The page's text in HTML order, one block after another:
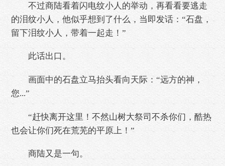
不过商陆看着闪电纹小人的举动，再看看要逃走
的泪纹小人，他似乎想到了什么，当即发话：“石盘，
留下泪纹小人，带着一起走！”
此话出口。
画面中的石盘立马抬头看向天际：“远方的神，
您...”
“赶快离开这里！不然山树大祭司不杀你们，酷热
也会让你们死在荒芜的平原上！”
商陆又是一句。